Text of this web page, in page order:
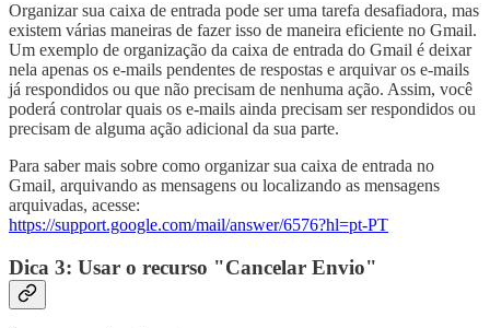
Organizar sua caixa de entrada pode ser uma tarefa desafiadora, mas
existem várias maneiras de fazer isso de maneira eficiente no Gmail.
Um exemplo de organização da caixa de entrada do Gmail é deixar
nela apenas os e-mails pendentes de respostas e arquivar os e-mails
já respondidos ou que não precisam de nenhuma ação. Assim, você
poderá controlar quais os e-mails ainda precisam ser respondidos ou
precisam de alguma ação adicional da sua parte.
Para saber mais sobre como organizar sua caixa de entrada no
Gmail, arquivando as mensagens ou localizando as mensagens
arquivadas, acesse:
https://support.google.com/mail/answer/6576?hl=pt-PT
Dica 3: Usar o recurso "Cancelar Envio"